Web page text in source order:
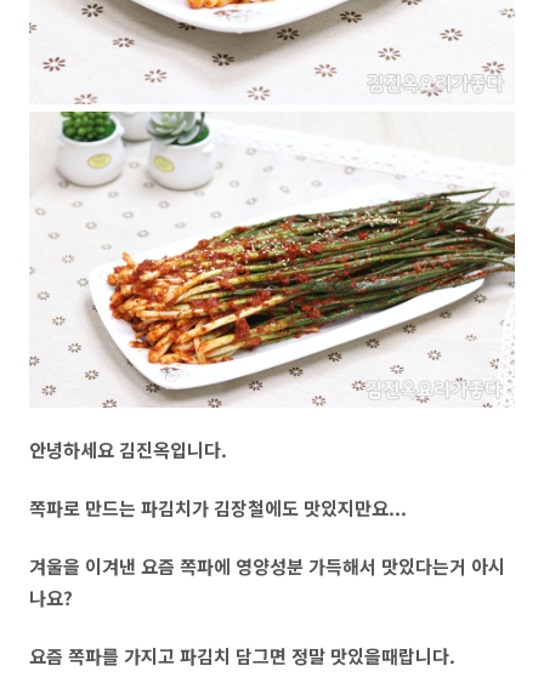
안녕하세요 김진옥입니다.
쪽파로 만드는 파김치가 김장철에도 맛있지만요...
겨울을 이겨낸 요즘 쪽파에 영양성분 가득해서 맛있다는거 아시
나요?
요즘 쪽파를 가지고 파김치 담그면 정말 맛있을때랍니다.